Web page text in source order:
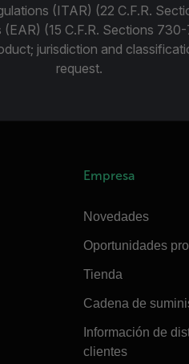
(ITAR) (22 C.F.R.
(EAR) (15 C.F.R. Sections
jurisdiction and
request.
Empresa
Novedades
Oportunidades
Tienda
Cadena de
Información de
clientes